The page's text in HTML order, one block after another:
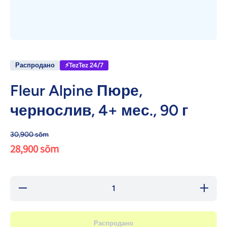
Распродано ⚡TezTez 24/7
Fleur Alpine Пюре,
чернослив, 4+ мес., 90 г
30,900 sōm
28,900 sōm
Уменьшить
Пюре,
Распродано